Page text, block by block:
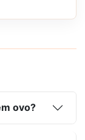
ovo?